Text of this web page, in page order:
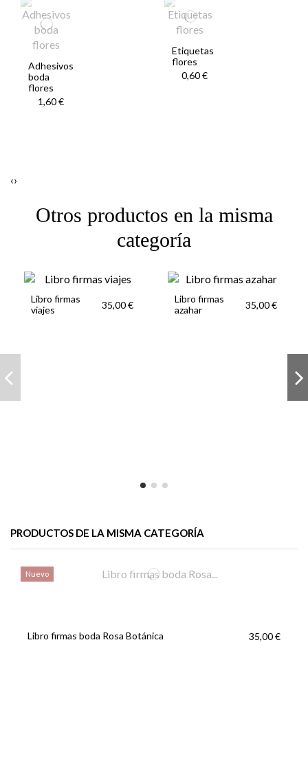
Adhesivos
boda
flores
1,60 €
Etiquetas
flores
0,60 €
‹›
Otros productos en la misma
categoría
Libro firmas
viajes
35,00 €
Libro firmas
azahar
35,00 €
PRODUCTOS DE LA MISMA CATEGORÍA
Nuevo
Libro firmas boda Rosa Botánica 35,00 €